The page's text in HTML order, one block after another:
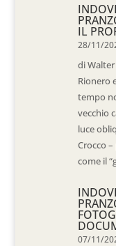
IL
28/11/
di Walter
Rionero
tempo
vecchio
luce
Crocco
come il
07/11/